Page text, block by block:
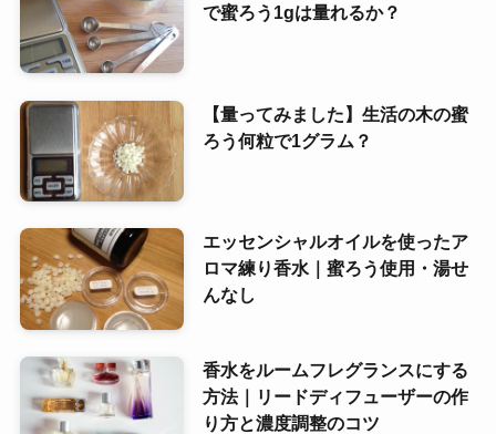
で蜜ろう1gは量れるか？
【量ってみました】生活の木の蜜
ろう何粒で1グラム？
エッセンシャルオイルを使ったア
ロマ練り香水｜蜜ろう使用・湯せ
んなし
香水をルームフレグランスにする
方法｜リードディフューザーの作
り方と濃度調整のコツ